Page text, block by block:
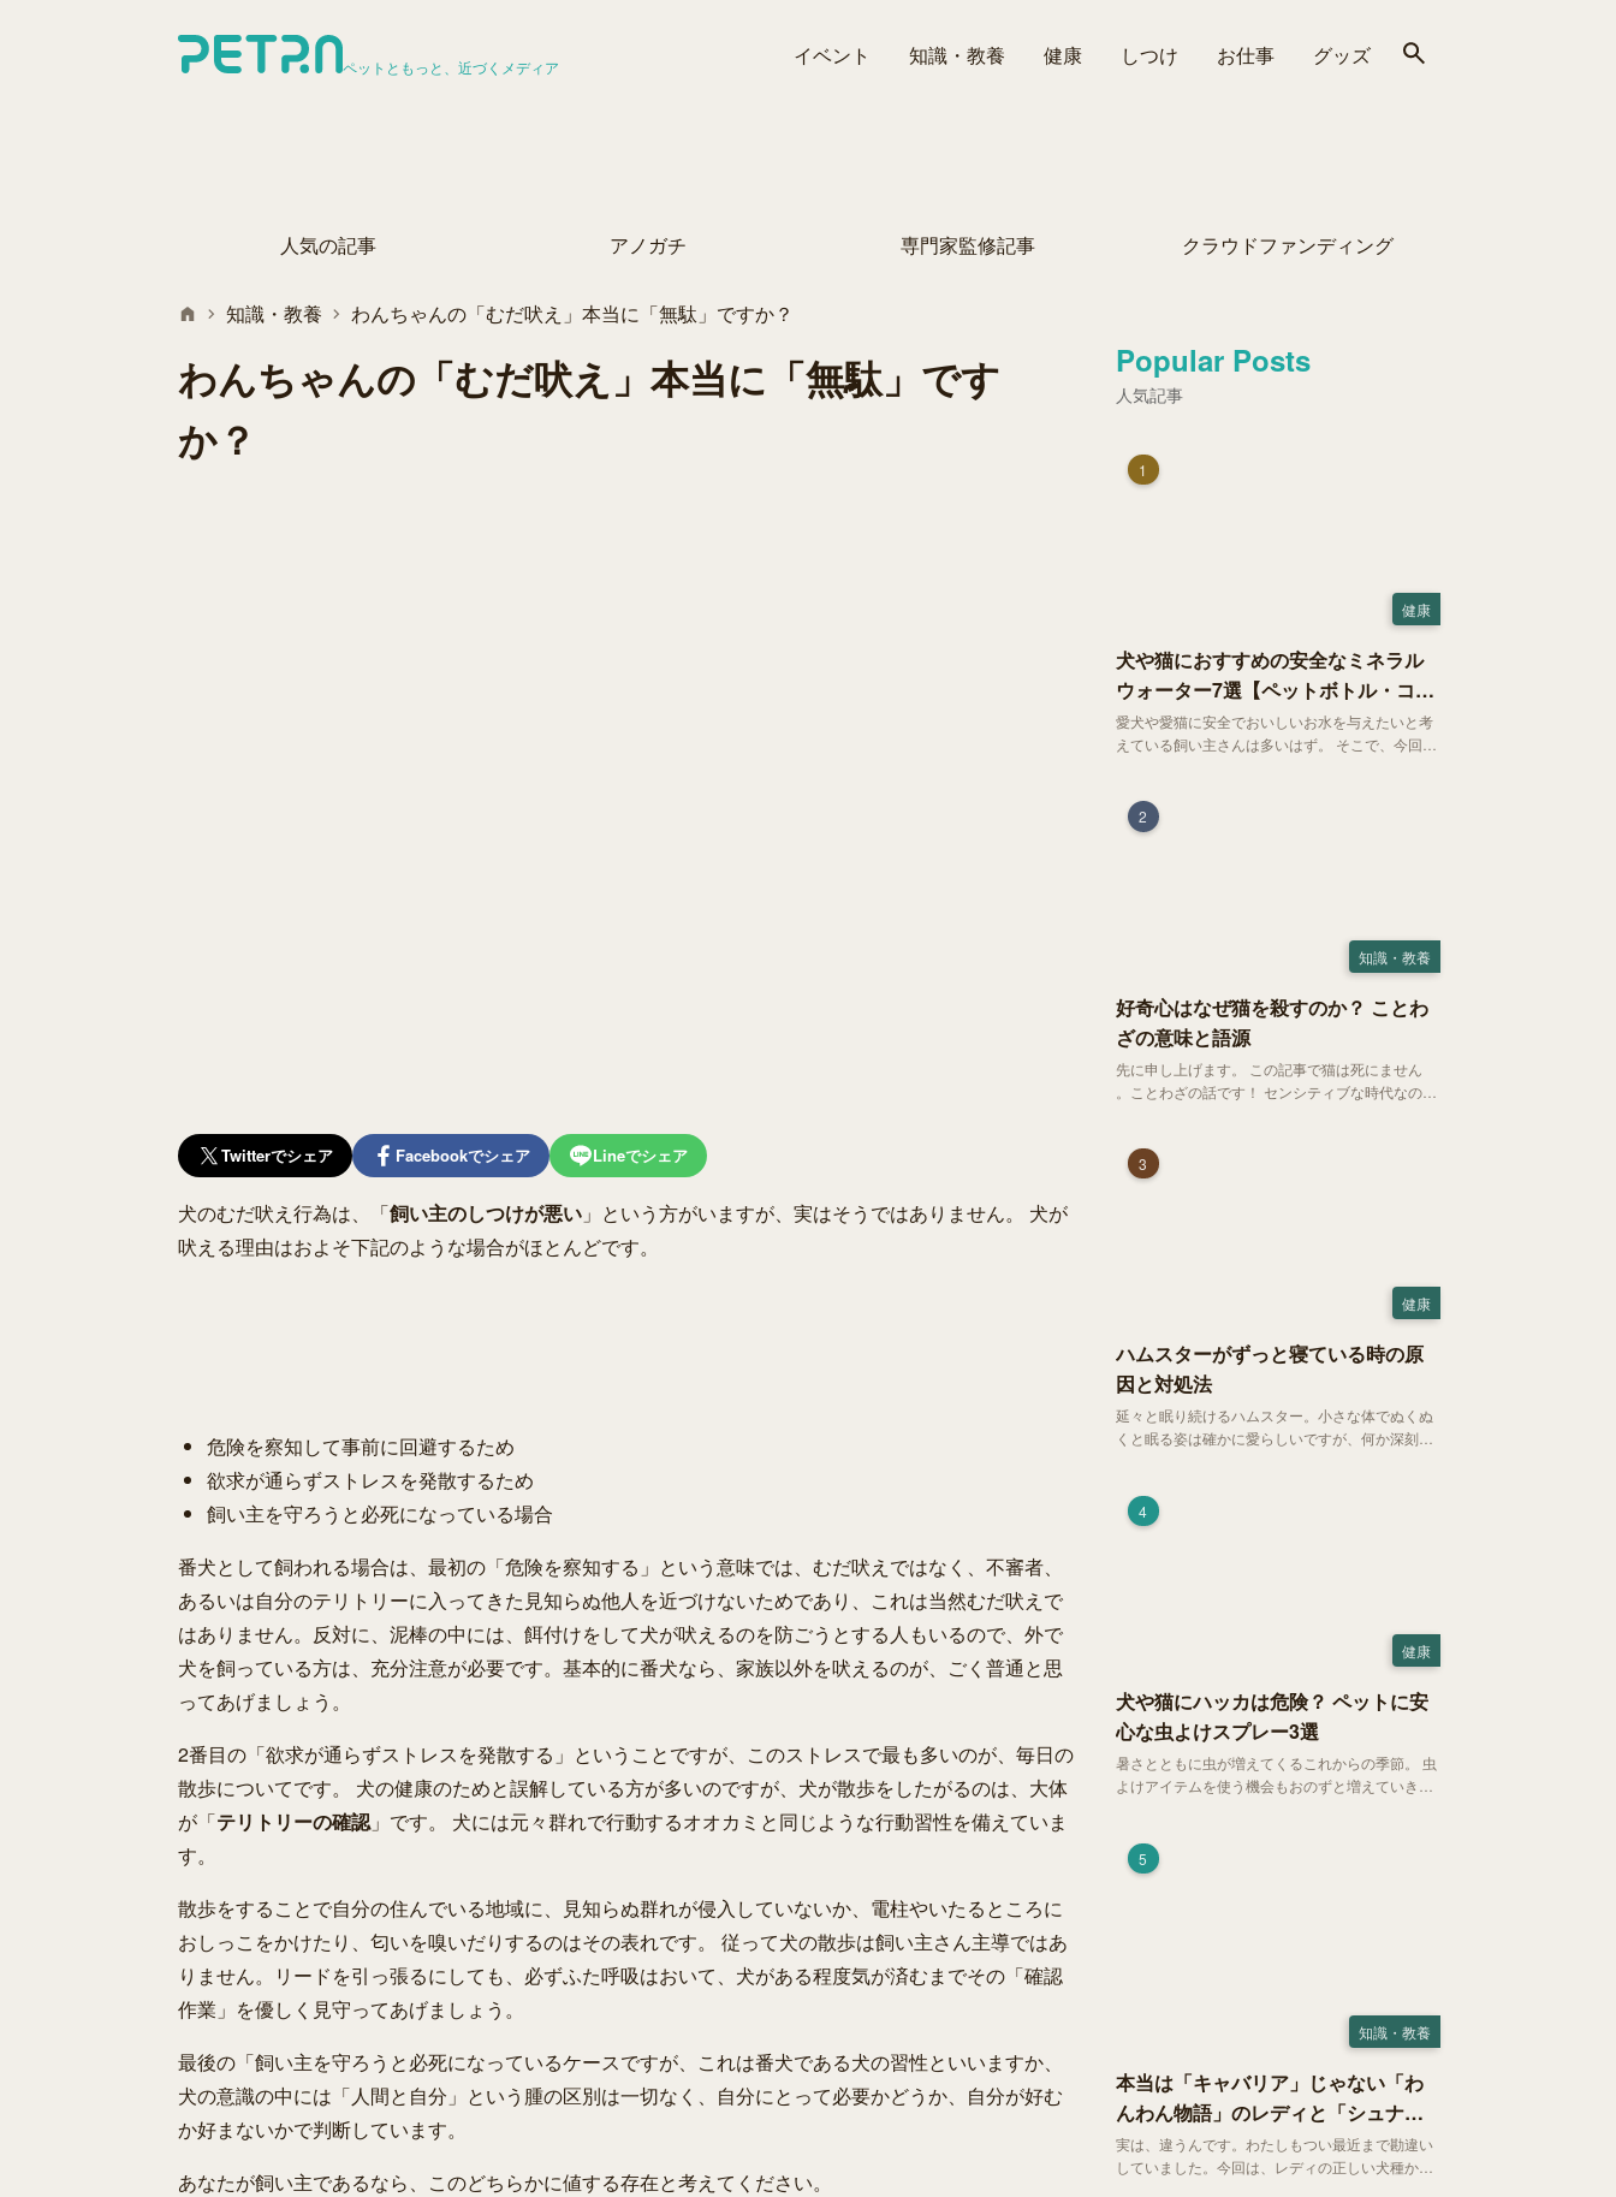
ペットともっと、近づくメディア イベント 知識・教養 健康 しつけ お仕事 グッズ
人気の記事 アノガチ 専門家監修記事 クラウドファンディング
知識・教養 わんちゃんの「むだ吠え」本当に「無駄」ですか？
わんちゃんの「むだ吠え」本当に「無駄」です
か？
Twitterでシェア Facebookでシェア Lineでシェア
犬のむだ吠え行為は、「飼い主のしつけが悪い 」という方がいますが、実はそうではありません。 犬が
吠える理由はおよそ下記のような場合がほとんどです。
危険を察知して事前に回避するため
欲求が通らずストレスを発散するため
飼い主を守ろうと必死になっている場合
番犬として飼われる場合は、最初の「危険を察知する」という意味では、むだ吠えではなく、不審者、
あるいは自分のテリトリーに入ってきた見知らぬ他人を近づけないためであり、これは当然むだ吠えで
はありません。反対に、泥棒の中には、餌付けをして犬が吠えるのを防ごうとする人もいるので、外で
犬を飼っている方は、充分注意が必要です。基本的に番犬なら、家族以外を吠えるのが、ごく普通と思
ってあげましょう。
2番目の「欲求が通らずストレスを発散する」ということですが、このストレスで最も多いのが、毎日の
散歩についてです。 犬の健康のためと誤解している方が多いのですが、犬が散歩をしたがるのは、大体
が「テリトリーの確認 」です。 犬には元々群れで行動するオオカミと同じような行動習性を備えていま
す。
散歩をすることで自分の住んでいる地域に、見知らぬ群れが侵入していないか、電柱やいたるところに
おしっこをかけたり、匂いを嗅いだりするのはその表れです。 従って犬の散歩は飼い主さん主導ではあ
りません。リードを引っ張るにしても、必ずふた呼吸はおいて、犬がある程度気が済むまでその「確認
作業」を優しく見守ってあげましょう。
最後の「飼い主を守ろうと必死になっているケースですが、これは番犬である犬の習性といいますか、
犬の意識の中には「人間と自分」という腫の区別は一切なく、自分にとって必要かどうか、自分が好む
か好まないかで判断しています。
あなたが飼い主であるなら、このどちらかに値する存在と考えてください。
Popular Posts
人気記事
1
健康
犬や猫におすすめの安全なミネラル
ウォーター7選【ペットボトル・コン
ビニ対応】
愛犬や愛猫に安全でおいしいお水を与えたいと考
えている飼い主さんは多いはず。 そこで、今回は
おすすめなものを厳選してご紹介します！
2
知識・教養
好奇心はなぜ猫を殺すのか？ ことわ
ざの意味と語源
先に申し上げます。 この記事で猫は死にません
。ことわざの話です！ センシティブな時代なので
ざを聞いたことはありますか？
3
健康
ハムスターがずっと寝ている時の原
因と対処法
延々と眠り続けるハムスター。小さな体でぬくぬ
くと眠る姿は確かに愛らしいですが、何か深刻な
常範囲やぐったりしている場合の見分け方、安心
できる環境づくり についてご紹介します。
4
健康
犬や猫にハッカは危険？ ペットに安
心な虫よけスプレー3選
暑さとともに虫が増えてくるこれからの季節。 虫
よけアイテムを使う機会もおのずと増えていきま
健康には悪影響 だということはご存知ですか？
5
知識・教養
本当は「キャバリア」じゃない「わ
んわん物語」のレディと「シュナ」
じゃないトランプ
実は、違うんです。わたしもつい最近まで勘違い
していました。今回は、レディの正しい犬種から